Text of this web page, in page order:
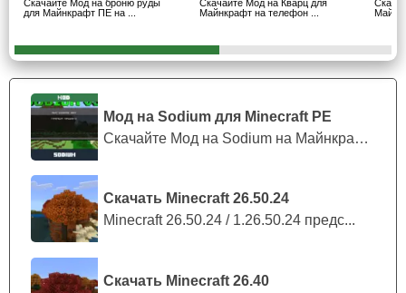
Мод на Sodium для Minecraft PE
Скачайте Мод на Sodium на Майнкрафт П...
Скачать Minecraft 26.50.24
Minecraft 26.50.24 / 1.26.50.24 предс...
Скачать Minecraft 26.40
Игрок может спровоцировать зараженного волка
Броня
Также стоит отметить, что Броня в моде на радиацию
гамма и альфа лучей в тело. Таким образом Стив сможет
выжить даже в самых опасных условиях. В зависимости
от используемых материалов качество защиты
повышается. Особое внимание игроку стоит уделить
состоянию обмундирования.
Скачайте Мод на броню руды
для Майнкрафт ПЕ на ...
Скачайте Мод на Кварц для
Майнкрафт на телефон ...